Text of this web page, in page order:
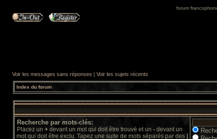
forum
Voir les messages sans réponses | Voir les sujets récents
Index du forum
Recherche par mots-clés:
Placez un + devant un mot qui doit être trouvé et un - devant un
mot qui doit être exclu. Tapez une suite de mots séparés par des